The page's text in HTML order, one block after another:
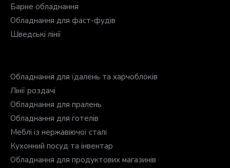
Барне обладнання
Обладнання для фаст-фудів
Шведські лінії
Обладнання для їдалень та харчоблоків
Лінії роздачі
Обладнання для пралень
Обладнання для готелів
Меблі із нержавіючої сталі
Кухонний посуд та інвентар
Обладнання для продуктових магазинів